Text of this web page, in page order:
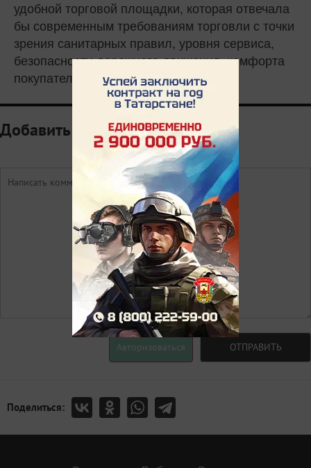
удобной торговой площадки, которая отвечала
бы современным требованиям торговли с точки
зрения санитарных правил, уровня сервиса,
безопасности дорожного движения, комфорта
покупателей.
Добавить комментарий
Авторизоваться ОТПРАВИТЬ
Поделиться: